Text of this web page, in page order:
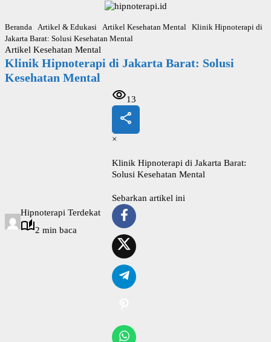
Beranda Artikel & Edukasi Artikel Kesehatan Mental
Klinik Hipnoterapi di
Jakarta Barat: Solusi Kesehatan Mental
Artikel Kesehatan Mental
Klinik Hipnoterapi di Jakarta Barat: Solusi
Kesehatan Mental
Hipnoterapi Terdekat
2 min baca
13
×
Klinik Hipnoterapi di Jakarta Barat:
Solusi Kesehatan Mental
Sebarkan artikel ini